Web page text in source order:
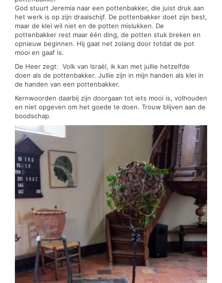
God stuurt Jeremia naar een pottenbakker, die juist druk aan
het werk is op zijn draaischijf. De pottenbakker doet zijn best,
maar de klei wil niet en de potten mislukken. De
pottenbakker rest maar één ding, de potten stuk breken en
opnieuw beginnen. Hij gaat net zolang door totdat de pot
mooi en gaaf is.
De Heer zegt: Volk van Israël, ik kan met jullie hetzelfde
doen als de pottenbakker. Jullie zijn in mijn handen als klei in
de handen van een pottenbakker.
Kernwoorden daarbij zijn doorgaan tot iets mooi is, volhouden
en niet opgeven om het goede te doen. Trouw blijven aan de
boodschap.